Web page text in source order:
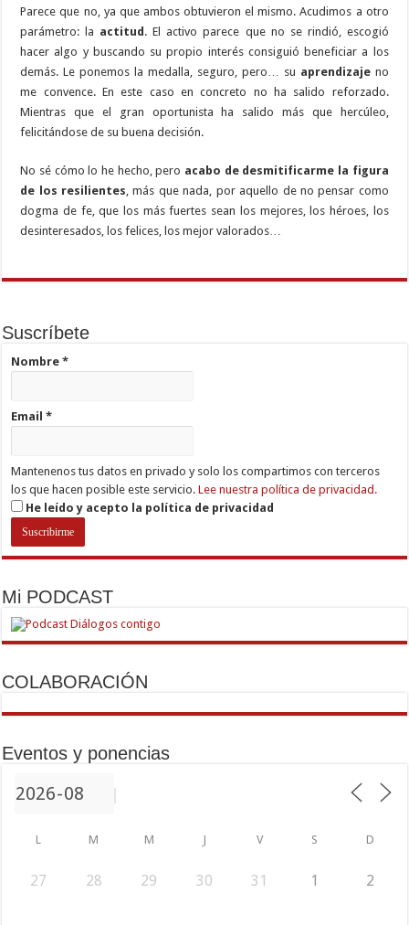
Parece que no, ya que ambos obtuvieron el mismo. Acudimos a otro
parámetro: la actitud. El activo parece que no se rindió, escogió
hacer algo y buscando su propio interés consiguió beneficiar a los
demás. Le ponemos la medalla, seguro, pero… su aprendizajeno
me convence. En este caso en concreto no ha salido reforzado.
Mientras que el gran oportunista ha salido más que hercúleo,
felicitándose de su buena decisión.
No sé cómo lo he hecho, pero acabo de desmitificarme la figura
de los resilientes , más que nada, por aquello de no pensar como
dogma de fe, que los más fuertes sean los mejores, los héroes, los
desinteresados, los felices, los mejor valorados…
Suscríbete
Nombre*
Email*
Mantenenos tus datos en privado y solo los compartimos con terceros
los que hacen posible este servicio.Lee nuestra política de privacidad.
He leído y acepto la política de privacidad
Mi PODCAST
COLABORACIÓN
Eventos y ponencias
L M M J V S D
27 28 29 30 31 1 2